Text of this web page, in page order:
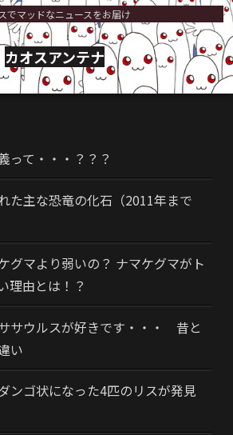
でマッドなニュースをお届け
カオスアンテナ
って・・・？？？
た主な恐竜の化石（2011年まで
グマより弱いの？ ナマケグマがト
理由とは！？
サウルスが好きです・・・ 昔と
い
ンゴ状になった4匹のリスが発見